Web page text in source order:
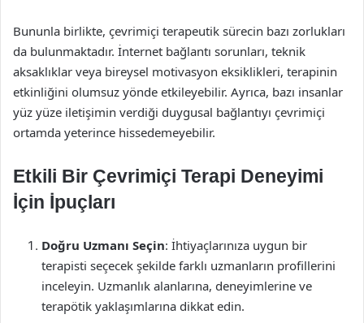
Bununla birlikte, çevrimiçi terapeutik sürecin bazı zorlukları
da bulunmaktadır. İnternet bağlantı sorunları, teknik
aksaklıklar veya bireysel motivasyon eksiklikleri, terapinin
etkinliğini olumsuz yönde etkileyebilir. Ayrıca, bazı insanlar
yüz yüze iletişimin verdiği duygusal bağlantıyı çevrimiçi
ortamda yeterince hissedemeyebilir.
Etkili Bir Çevrimiçi Terapi Deneyimi
İçin İpuçları
Doğru Uzmanı Seçin: İhtiyaçlarınıza uygun bir
terapisti seçecek şekilde farklı uzmanların profillerini
inceleyin. Uzmanlık alanlarına, deneyimlerine ve
terapötik yaklaşımlarına dikkat edin.